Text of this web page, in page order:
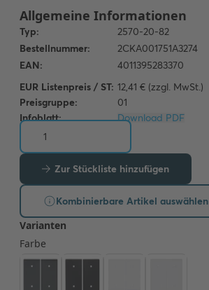
EUR Listenpreis / ST: 12,41 € (zzgl. MwSt.)
Preisgruppe:
01
Infoblatt:
Download PDF
Zur Stückliste hinzufügen
Kombinierbare Artikel auswählen